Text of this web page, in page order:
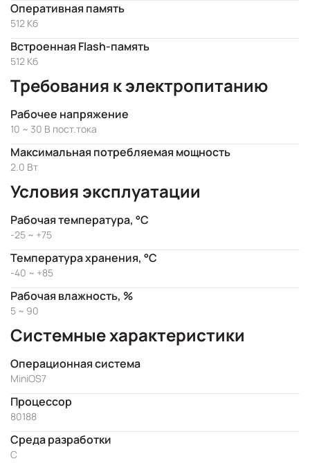
Оперативная память
512 Кб
Встроенная Flash-память
512 Кб
Требования к электропитанию
Рабочее напряжение
10 ~ 30 В пост.тока
Максимальная потребляемая мощность
2.0 Вт
Условия эксплуатации
Рабочая температура, °C
-25 ~ +75
Температура хранения, °C
-40 ~ +85
Рабочая влажность, %
5 ~ 90
Системные характеристики
Операционная система
MiniOS7
Процессор
80188
Cреда разработки
C